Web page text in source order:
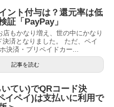
ント付与は？還元率は低
証「PayPay」
店もかなり増え、世の中にかなり
済となりました。 ただ、ペイ
決済・プリペイドカー...
記事を読む
てい)でQRコード決
イペイ)は支払いに利用で